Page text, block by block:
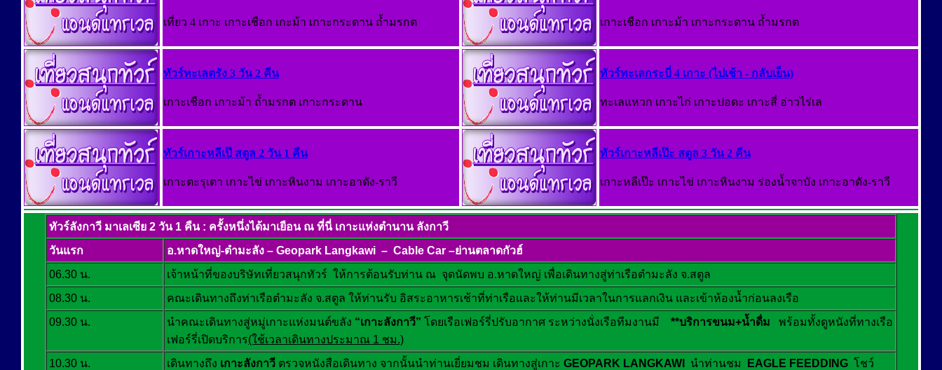
เที่ยว 4 เกาะ เกาะเชือก เกะม้า เกาะกระดาน ถ้ำมรกต เกาะเชือก เกาะม้า เกาะกระดาน ถ้ำมรกต
ทัวร์ทะเลตรัง 3 วัน 2 คืน
เกาะเชือก เกาะม้า ถ้ำมรกต เกาะกระดาน
ทัวร์ทะเลกระบี่ 4 เกาะ (ไปเช้า - กลับเย็น)
ทะเลแหวก เกาะไก่ เกาะปอดะ เกาะสี่ อ่าวไร่เล
ทัวร์เกาะหลีเป๊ สตูล 2 วัน 1 คืน
เกาะตะรุเตา เกาะไข่ เกาะหินงาม เกาะอาดัง-ราวี
ทัวร์เกาะหลีเป๊ะ สตูล 3 วัน 2 คืน
เกาะหลีเป๊ะ เกาะไข่ เกาะหินงาม ร่องน้ำจาบัง เกาะอาดัง-ราวี
ทัวร์ลังกาวี มาเลเซีย 2 วัน 1 คืน : ครั้งหนึ่งได้มาเยือน ณ ที่นี่ เกาะแห่งตำนาน ลังกาวี
วันแรก
อ.หาดใหญ่-ตำมะลัง – Geopark Langkawi – Cable Car –ย่านตลาดกัวฮ์
06.30 น.
เจ้าหน้าที่ของบริษัทเที่ยวสนุกทัวร์ ให้การต้อนรับท่าน ณ จุดนัดพบ อ.หาดใหญ่ เพื่อเดินทางสู่ท่าเรือตำมะลัง จ.สตูล
08.30 น.
คณะเดินทางถึงท่าเรือตำมะลัง จ.สตูล ให้ท่านรับ อิสระอาหารเช้าที่ท่าเรือและให้ท่านมีเวลาในการแลกเงิน และเข้าห้องน้ำก่อนลงเรือ
09.30 น.
นำคณะเดินทางสู่หมู่เกาะแห่งมนต์ขลัง “เกาะลังกาวี” โดยเรือเฟอร์รี่ปรับอากาศ ระหว่างนั่งเรือทีมงานมี **บริการขนม+น้ำดื่ม พร้อมทั้งดูหนังที่ทางเรือ
เฟอร์รี่เปิดบริการ(ใช้เวลาเดินทางประมาณ 1 ชม.)
10.30 น.
เดินทางถึง เกาะลังกาวี ตรวจหนังสือเดินทาง จากนั้นนำท่านเยี่ยมชม เดินทางสู่เกาะ GEOPARK LANGKAWI นำท่านชม EAGLE FEEDDING โชว์